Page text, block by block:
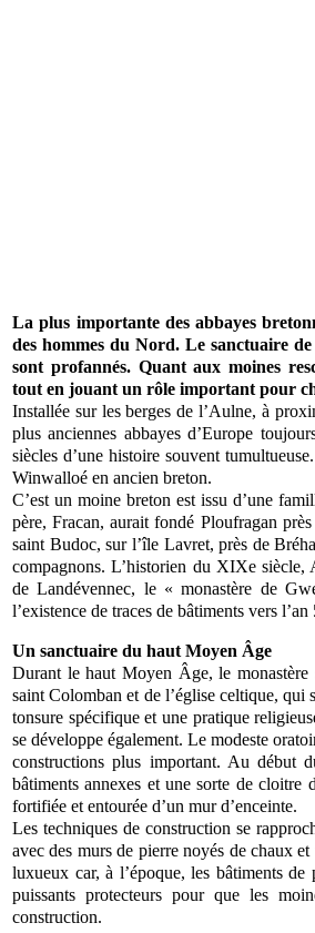
La plus importante des abbayes
des hommes du Nord. Le sanctuaire
sont profannés. Quant aux moines
tout en jouant un rôle important pour
Installée sur les berges de l’Aulne, à
plus anciennes abbayes d’Europe
siècles d’une histoire souvent
Winwalloé en ancien breton.
C’est un moine breton est issu d’une
père, Fracan, aurait fondé Ploufragan
saint Budoc, sur l’île Lavret, près de
compagnons. L’historien du XIXe
de Landévennec, le « monastère de
l’existence de traces de bâtiments vers
Un sanctuaire du haut Moyen Âge
Durant le haut Moyen Âge, le
saint Colomban et de l’église celtique, qui
tonsure spécifique et une pratique
se développe également. Le modeste
constructions plus important. Au début
bâtiments annexes et une sorte de cloitre
fortifiée et entourée d’un mur d’enceinte.
Les techniques de construction se
avec des murs de pierre noyés de chaux
luxueux car, à l’époque, les bâtiments
puissants protecteurs pour que les
construction.